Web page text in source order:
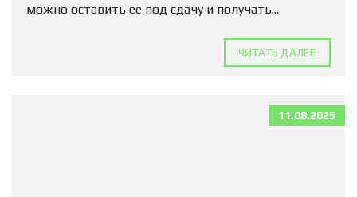
можно оставить ее под сдачу и получать...
ЧИТАТЬ ДАЛЕЕ
11.08.2025